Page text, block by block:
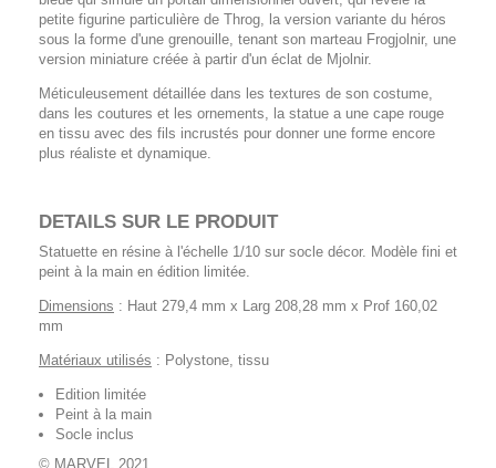
petite figurine particulière de Throg, la version variante du héros
sous la forme d'une grenouille, tenant son marteau Frogjolnir, une
version miniature créée à partir d'un éclat de Mjolnir.
Méticuleusement détaillée dans les textures de son costume,
dans les coutures et les ornements, la statue a une cape rouge
en tissu avec des fils incrustés pour donner une forme encore
plus réaliste et dynamique.
DETAILS SUR LE PRODUIT
Statuette en résine à l'échelle 1/10 sur socle décor. Modèle fini et
peint à la main en édition limitée.
Dimensions : Haut 279,4 mm x Larg 208,28 mm x Prof 160,02
mm
Matériaux utilisés : Polystone, tissu
Edition limitée
Peint à la main
Socle inclus
© MARVEL 2021